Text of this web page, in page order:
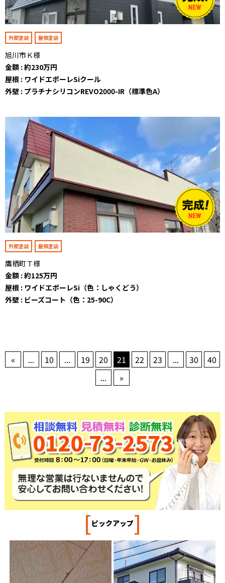
外壁塗装 屋根塗装
旭川市Ｋ様
金額 : 約230万円
屋根 : ワイドエポーレSiクール
外壁 : プラチナシリコンREVO2000-IR（標準色A）
外壁塗装 屋根塗装
鷹栖町Ｔ様
金額 : 約125万円
屋根 : ワイドエポーレSi（色：しゃくどう）
外壁 : ビーズコート（色：25-90C）
« ... 10 ... 19 20 21 22 23 ... 30
40
...
»
[ピックアップ]